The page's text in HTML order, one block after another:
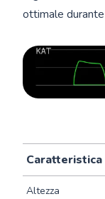
ottimale
Caratteristica
Altezza